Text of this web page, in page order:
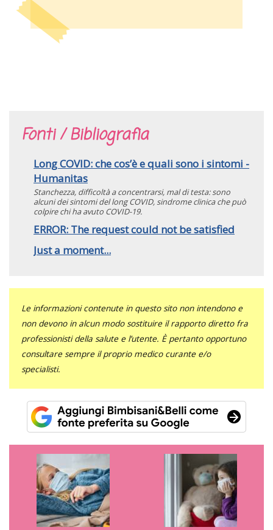
Fonti / Bibliografia
Long COVID: che cos’è e quali sono i sintomi -
Humanitas
Stanchezza, difficoltà a concentrarsi, mal di testa: sono
alcuni dei sintomi del long COVID, sindrome clinica che può
colpire chi ha avuto COVID-19.
ERROR: The request could not be satisfied
Just a moment...
Le informazioni contenute in questo sito non intendono e
non devono in alcun modo sostituire il rapporto diretto fra
professionisti della salute e l’utente. È pertanto opportuno
consultare sempre il proprio medico curante e/o
specialisti.